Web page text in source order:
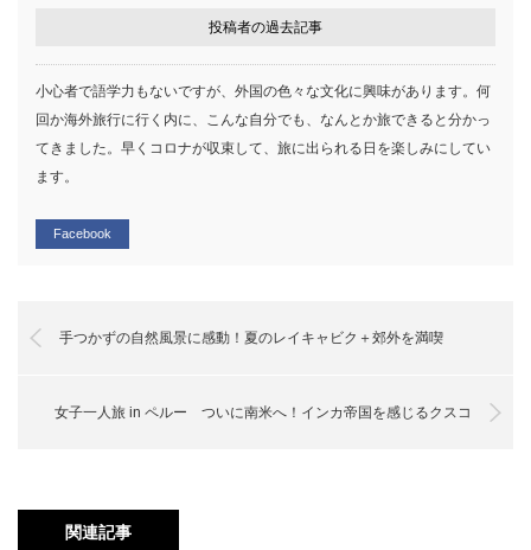
投稿者の過去記事
小心者で語学力もないですが、外国の色々な文化に興味があります。何
回か海外旅行に行く内に、こんな自分でも、なんとか旅できると分かっ
てきました。早くコロナが収束して、旅に出られる日を楽しみにしてい
ます。
Facebook
手つかずの自然風景に感動！夏のレイキャビク＋郊外を満喫
女子一人旅 in ペルー ついに南米へ！インカ帝国を感じるクスコ
関連記事